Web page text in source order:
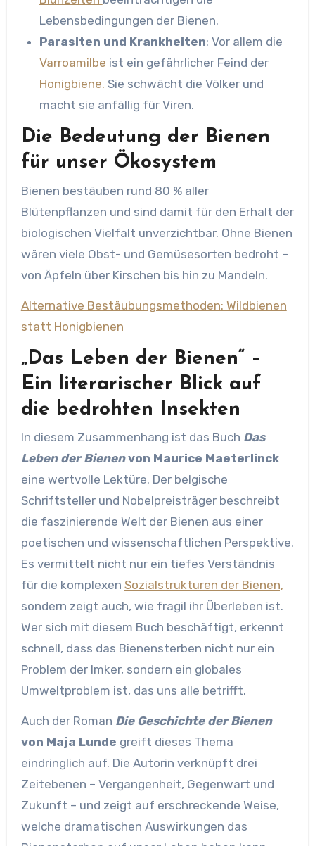
Lebensbedingungen der Bienen.
Parasiten und Krankheiten: Vor allem die
Varroamilbe ist ein gefährlicher Feind der
Honigbiene. Sie schwächt die Völker und
macht sie anfällig für Viren.
Die Bedeutung der Bienen
für unser Ökosystem
Bienen bestäuben rund 80 % aller
Blütenpflanzen und sind damit für den Erhalt der
biologischen Vielfalt unverzichtbar. Ohne Bienen
wären viele Obst- und Gemüsesorten bedroht –
von Äpfeln über Kirschen bis hin zu Mandeln.
Alternative Bestäubungsmethoden: Wildbienen
statt Honigbienen
„Das Leben der Bienen“ –
Ein literarischer Blick auf
die bedrohten Insekten
In diesem Zusammenhang ist das Buch Das
Leben der Bienenvon Maurice Maeterlinck
eine wertvolle Lektüre. Der belgische
Schriftsteller und Nobelpreisträger beschreibt
die faszinierende Welt der Bienen aus einer
poetischen und wissenschaftlichen Perspektive.
Es vermittelt nicht nur ein tiefes Verständnis
für die komplexen Sozialstrukturen der Bienen,
sondern zeigt auch, wie fragil ihr Überleben ist.
Wer sich mit diesem Buch beschäftigt, erkennt
schnell, dass das Bienensterben nicht nur ein
Problem der Imker, sondern ein globales
Umweltproblem ist, das uns alle betrifft.
Auch der Roman Die Geschichte der Bienen
von Maja Lunde greift dieses Thema
eindringlich auf. Die Autorin verknüpft drei
Zeitebenen – Vergangenheit, Gegenwart und
Zukunft – und zeigt auf erschreckende Weise,
welche dramatischen Auswirkungen das